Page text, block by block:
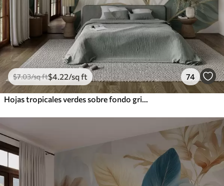
$7.03/sq ft$4 .22/sq ft 74